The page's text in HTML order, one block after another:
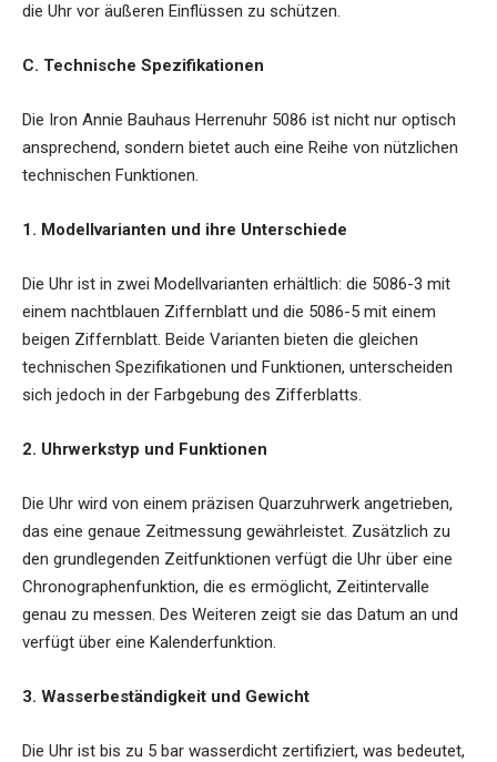
die Uhr vor äußeren Einflüssen zu schützen.
C. Technische Spezifikationen
Die Iron Annie Bauhaus Herrenuhr 5086 ist nicht nur optisch
ansprechend, sondern bietet auch eine Reihe von nützlichen
technischen Funktionen.
1. Modellvarianten und ihre Unterschiede
Die Uhr ist in zwei Modellvarianten erhältlich: die 5086-3 mit
einem nachtblauen Ziffernblatt und die 5086-5 mit einem
beigen Ziffernblatt. Beide Varianten bieten die gleichen
technischen Spezifikationen und Funktionen, unterscheiden
sich jedoch in der Farbgebung des Zifferblatts.
2. Uhrwerkstyp und Funktionen
Die Uhr wird von einem präzisen Quarzuhrwerk angetrieben,
das eine genaue Zeitmessung gewährleistet. Zusätzlich zu
den grundlegenden Zeitfunktionen verfügt die Uhr über eine
Chronographenfunktion, die es ermöglicht, Zeitintervalle
genau zu messen. Des Weiteren zeigt sie das Datum an und
verfügt über eine Kalenderfunktion.
3. Wasserbeständigkeit und Gewicht
Die Uhr ist bis zu 5 bar wasserdicht zertifiziert, was bedeutet,